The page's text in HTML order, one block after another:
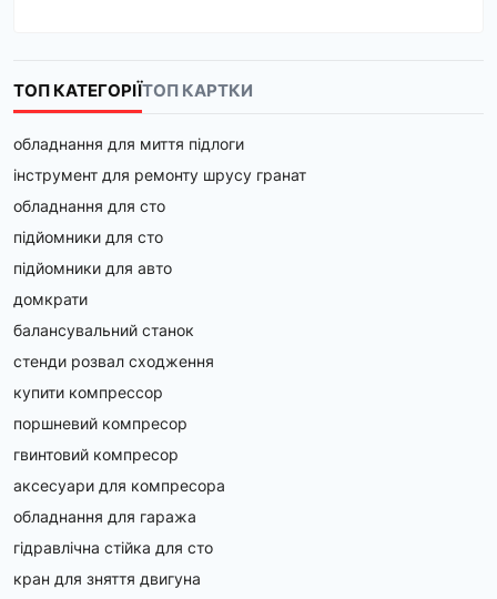
ТОП КАТЕГОРІЇТОП КАРТКИ
обладнання для миття підлоги
інструмент для ремонту шрусу гранат
обладнання для сто
підйомники для сто
підйомники для авто
домкрати
балансувальний станок
стенди розвал сходження
купити компрессор
поршневий компресор
гвинтовий компресор
аксесуари для компресора
обладнання для гаража
гідравлічна стійка для сто
кран для зняття двигуна